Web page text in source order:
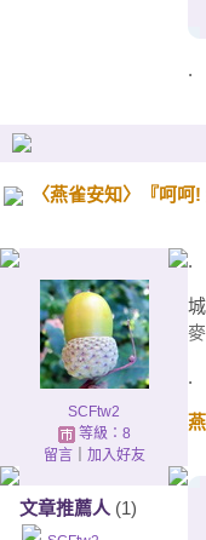
.
〈燕雀安知〉『呵
SCFtw2
等級：8
留言｜ 加入好友
文章推薦人 (1)
.
.